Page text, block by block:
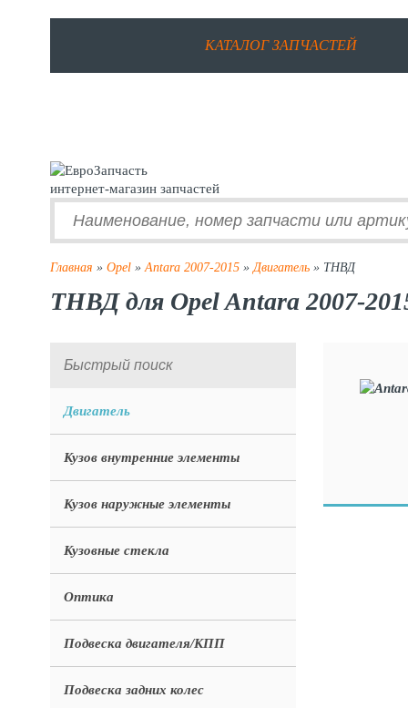
КАТАЛОГ ЗАПЧАСТЕЙ
интернет-магазин запчастей
Главная » Opel »Antara 2007-2015 »Двигатель » ТНВД
ТНВД для Opel Antara 2007-
Двигатель
Кузов внутренние элементы
Кузов наружные элементы
Кузовные стекла
Оптика
Подвеска двигателя/КПП
Подвеска задних колес